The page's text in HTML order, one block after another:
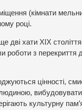
(кімнати
році.
дві хати XIX
з перекриття
цінності,
культурну